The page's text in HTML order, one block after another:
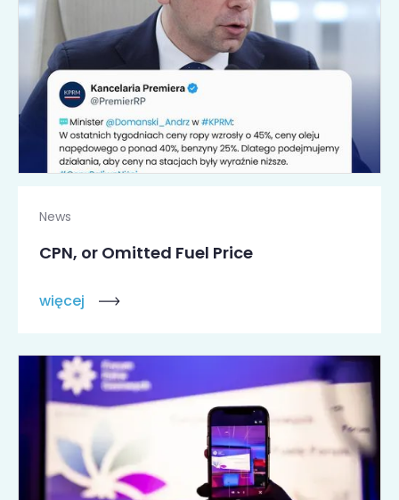
News
CPN, or Omitted Fuel Price
więcej